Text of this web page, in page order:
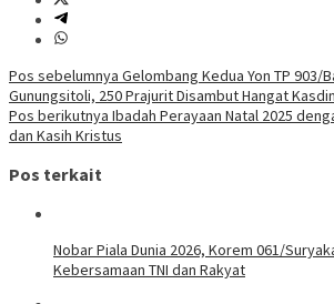
Navigasi
pos
Pos sebelumnya Gelombang Kedua Yon TP 903/
Gunungsitoli, 250 Prajurit Disambut Hangat
Pos berikutnya Ibadah Perayaan Natal 2025
dan Kasih Kristus
Pos terkait
Nobar Piala Dunia 2026, Korem 061/
Kebersamaan TNI dan Rakyat